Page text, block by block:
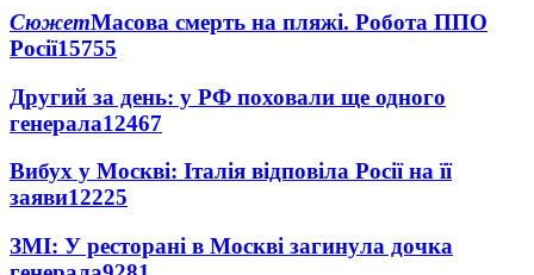
СюжетМасова смерть на пляжі. Робота ППО
Росії15755
Другий за день: у РФ поховали ще одного
генерала12467
Вибух у Москві: Італія відповіла Росії на її
заяви12225
ЗМІ: У ресторані в Москві загинула дочка